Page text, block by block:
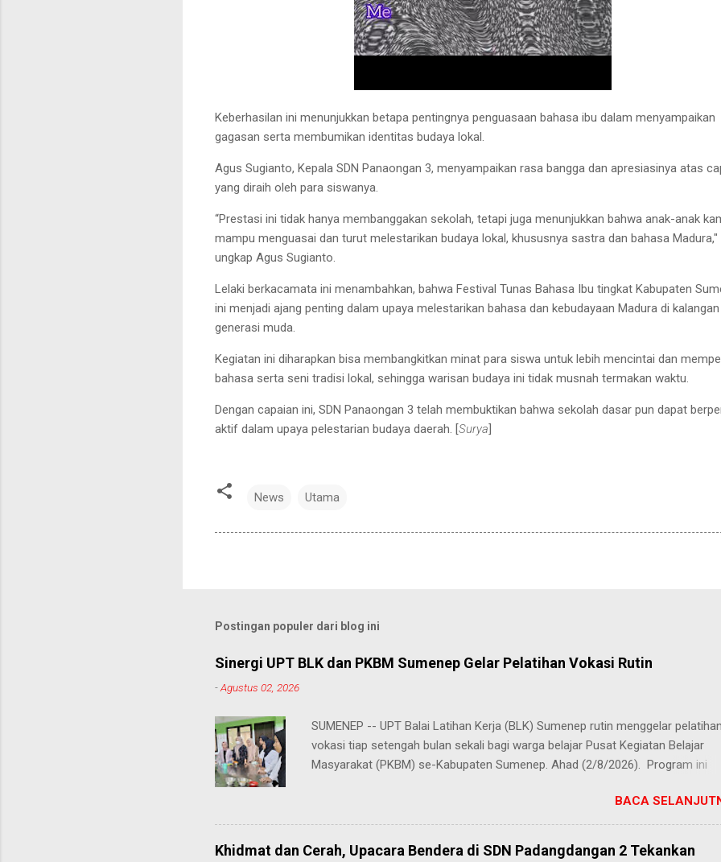
Keberhasilan ini menunjukkan betapa pentingnya penguasaan bahasa ibu dalam menyampaikan
gagasan serta membumikan identitas budaya lokal.
Agus Sugianto, Kepala SDN Panaongan 3, menyampaikan rasa bangga dan apresiasinya atas
yang diraih oleh para siswanya.
“Prestasi ini tidak hanya membanggakan sekolah, tetapi juga menunjukkan bahwa anak-anak
mampu menguasai dan turut melestarikan budaya lokal, khususnya sastra dan bahasa Madura,"
ungkap Agus Sugianto.
Lelaki berkacamata ini menambahkan, bahwa Festival Tunas Bahasa Ibu tingkat Kabupaten
ini menjadi ajang penting dalam upaya melestarikan bahasa dan kebudayaan Madura di kalangan
generasi muda.
Kegiatan ini diharapkan bisa membangkitkan minat para siswa untuk lebih mencintai dan
bahasa serta seni tradisi lokal, sehingga warisan budaya ini tidak musnah termakan waktu.
Dengan capaian ini, SDN Panaongan 3 telah membuktikan bahwa sekolah dasar pun dapat
aktif dalam upaya pelestarian budaya daerah. [Surya]
News Utama
Postingan populer dari blog ini
Sinergi UPT BLK dan PKBM Sumenep Gelar Pelatihan Vokasi Rutin
-Agustus 02, 2026
SUMENEP -- UPT Balai Latihan Kerja (BLK) Sumenep rutin menggelar
vokasi tiap setengah bulan sekali bagi warga belajar Pusat Kegiatan Belajar
Masyarakat (PKBM) se-Kabupaten Sumenep. Ahad (2/8/2026). Program ini
hingga kejuruan lainnya yang bebas dipilih peserta sesuai bakat dan minat
masing. Kehadiran program ini disambut hangat para peserta. Salah satunya
Juhairiyah, peserta dari PKBM Al Khairot, Desa Bragung, Kecamatan Guluk-
BACA
Khidmat dan Cerah, Upacara Bendera di SDN Padangdangan 2 Tekankan